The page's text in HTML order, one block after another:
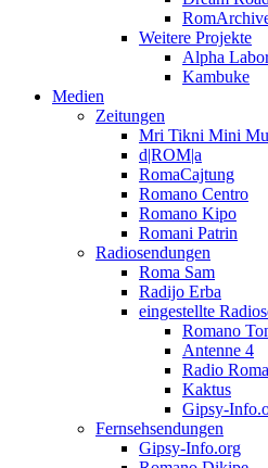
Weitere Projekte
Alpha
Kambuke
Medien
Zeitungen
Mri Tikni Mini
d|ROM|a
RomaCajtung
Romano Centro
Romano Kipo
Romani Patrin
Radiosendungen
Roma Sam
Radijo Erba
eingestellte
Romano
Antenne 4
Radio
Kaktus
Gipsy-
Fernsehsendungen
Gipsy-Info.org